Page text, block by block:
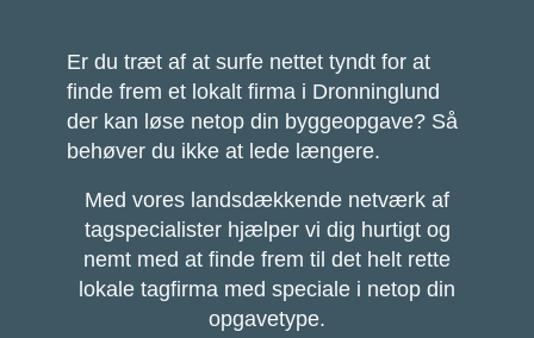
Er du træt af at surfe nettet tyndt for at
finde frem et lokalt firma i Dronninglund
der kan løse netop din byggeopgave? Så
behøver du ikke at lede længere.
Med vores landsdækkende netværk af
tagspecialister hjælper vi dig hurtigt og
nemt med at finde frem til det helt rette
lokale tagfirma med speciale i netop din
opgavetype.